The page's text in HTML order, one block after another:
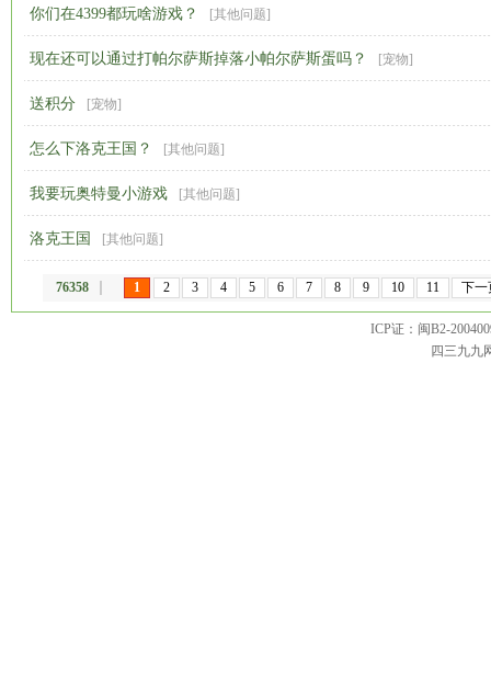
你们在4399都玩啥游戏？ [其他问题]
现在还可以通过打帕尔萨斯掉落小帕尔萨斯蛋吗？ [宠物]
送积分 [宠物]
怎么下洛克王国？ [其他问题]
我要玩奥特曼小游戏 [其他问题]
洛克王国 [其他问题]
76358 1 2 3 4 5 6 7 8 9 10 11 下一
ICP证：闽B2-
四三九九